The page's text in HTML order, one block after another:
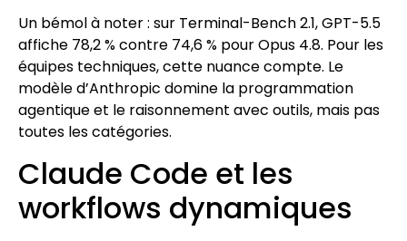
Un bémol à noter : sur Terminal-Bench 2.1, GPT-5.5
affiche 78,2 % contre 74,6 % pour Opus 4.8. Pour les
équipes techniques, cette nuance compte. Le
modèle d’Anthropic domine la programmation
agentique et le raisonnement avec outils, mais pas
toutes les catégories.
Claude Code et les
workflows dynamiques